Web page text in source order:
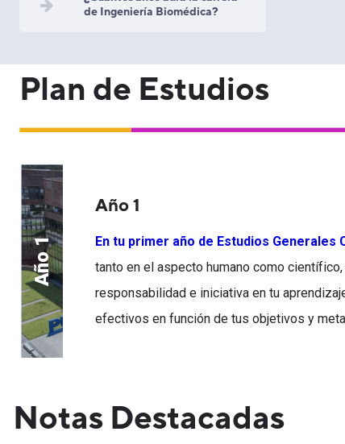
de Ingeniería Biomédica?
Plan de Estudios
Año 1
Año 1
En tu primer año de Estudios Generales
tanto en el aspecto humano como
responsabilidad e iniciativa en tu
efectivos en función de tus objetivos y
Notas Destacadas